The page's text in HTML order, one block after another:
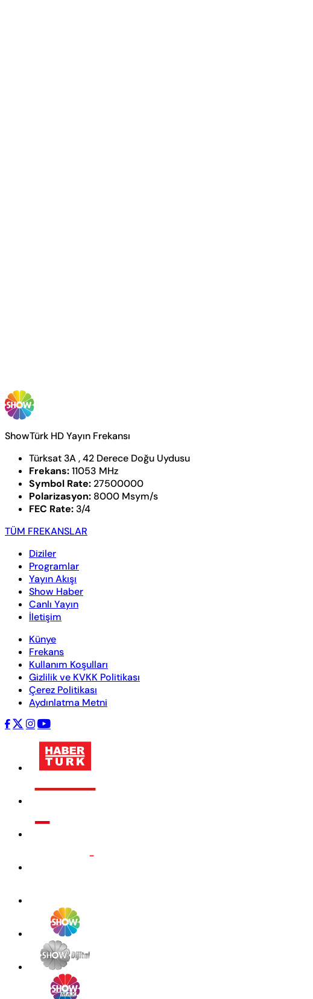
ShowTürk HD Yayın Frekansı
Türksat 3A , 42 Derece Doğu Uydusu
Frekans:11053 MHz
Symbol Rate: 27500000
Polarizasyon: 8000 Msym/s
FEC Rate: 3/4
TÜM FREKANSLAR
Diziler
Programlar
Yayın Akışı
Show Haber
Canlı Yayın
İletişim
Künye
Frekans
Kullanım Koşulları
Gizlilik ve KVKK Politikası
Çerez Politikası
Aydınlatma Metni